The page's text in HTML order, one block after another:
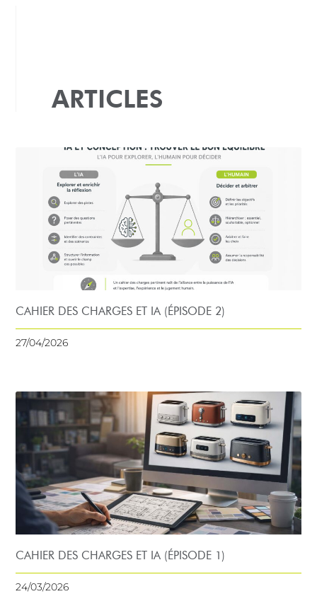
ARTICLES
CAHIER DES CHARGES ET IA (ÉPISODE 2)
27/04/2026
CAHIER DES CHARGES ET IA (ÉPISODE 1)
24/03/2026